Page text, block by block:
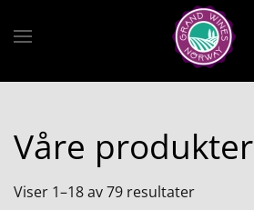
Skip to main content
Våre produkter
Viser 1–18 av 79 resultater